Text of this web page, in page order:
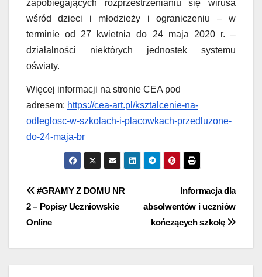
zapobiegających rozprzestrzenianiu się wirusa
wśród dzieci i młodzieży i ograniczeniu – w
terminie od 27 kwietnia do 24 maja 2020 r. –
działalności niektórych jednostek systemu
oświaty.
Więcej informacji na stronie CEA pod
adresem: https://cea-art.pl/ksztalcenie-na-
odleglosc-w-szkolach-i-placowkach-przedluzone-
do-24-maja-br
Nawigacja
wpisu
Informacja dla
absolwentów i uczniów
kończących szkołę
#GRAMY Z DOMU NR
2 – Popisy Uczniowskie
Online